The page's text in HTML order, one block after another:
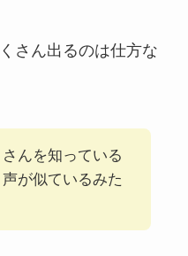
さん出るのは仕方な
んを知っている
が似ているみた